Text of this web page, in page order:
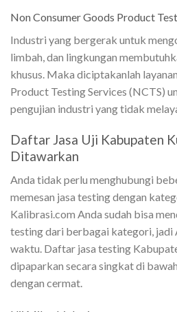
Non Consumer Goods Product
Industri yang bergerak untuk
limbah, dan lingkungan
khusus. Maka diciptakanlah
Product Testing Services (NCTS)
pengujian industri yang tidak
Daftar Jasa Uji Kabupaten
Ditawarkan
Anda tidak perlu menghubungi
memesan jasa testing dengan
Kalibrasi.com Anda sudah bisa
testing dari berbagai kategori, jadi
waktu. Daftar jasa testing
dipaparkan secara singkat di
dengan cermat.